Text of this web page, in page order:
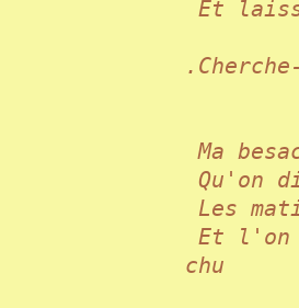
Et
Ma
Qu'on
Les
Et l'on
chu